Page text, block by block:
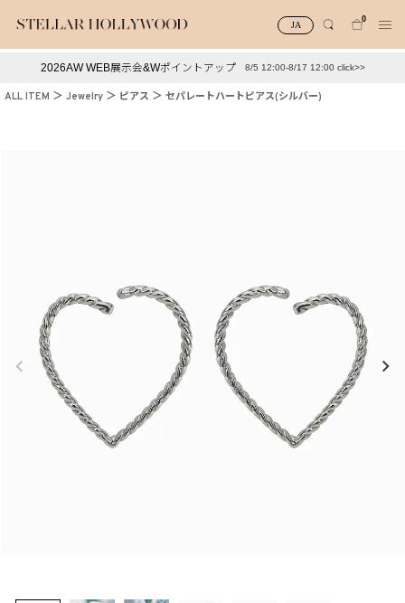
JA
0
2026AW WEB展示会&Wポイントアップ 8/5 12:00-8/17 12:00 click>>
ALL ITEM Jewelry ピアス セパレートハートピアス(シルバー)